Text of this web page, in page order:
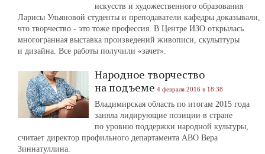
искусств и художественного образования
Ларисы Ульяновой студенты и преподаватели кафедры доказывали,
что творчество - это тоже профессия. В Центре ИЗО открылась
многогранная выставка произведений живописи, скульптуры
и дизайна. Все работы получили «зачет».
Народное творчество
на подъеме 4 февраля 2016 в 18:38
Владимирская область по итогам 2015 года
заняла лидирующие позиции в стране
по уровню поддержки народной культуры,
считает директор профильного департамента АВО Вера
Зиннатуллина.